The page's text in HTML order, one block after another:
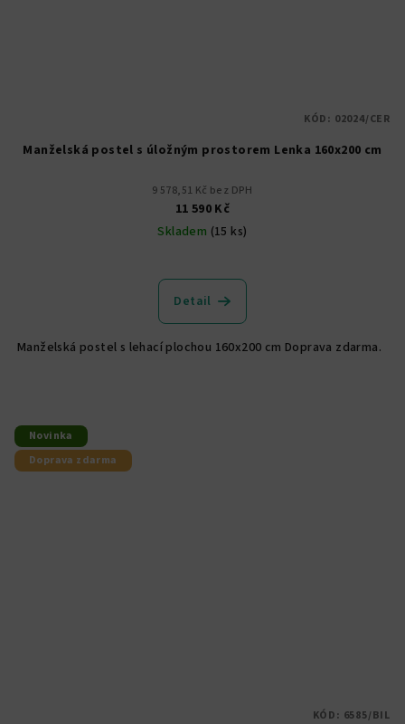
Manželská postel s úložným prostorem Lenka 160x200 cm
9 578,51 Kč bez DPH
11 590 Kč
Skladem (15 ks)
hodnocení
produktu
z
Detail
Manželská postel s lehací plochou 160x200 cm Doprava zdarma.
KÓD: 02024/CER
Novinka
Doprava zdarma
KÓD: 6585/BIL